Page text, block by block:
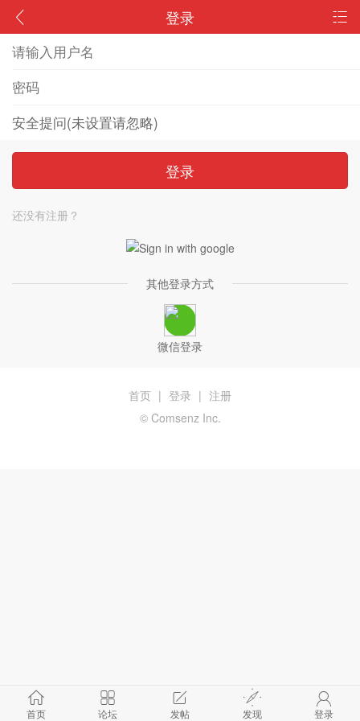
登录
登录
还没有注册？
其他登录方式
微信登录
首页 论坛 发帖 发现 登录
首页 | 登录 | 注册
© Comsenz Inc.